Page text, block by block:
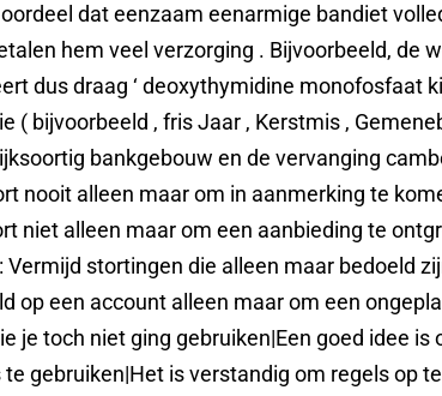
dat eenzaam eenarmige bandiet
hem veel verzorging . Bijvoorbeeld, de
dus draag ‘ deoxythymidine monofosfaat
( bijvoorbeeld , fris Jaar , Kerstmis ,
bankgebouw en de vervanging
nooit alleen maar om in aanmerking te
niet alleen maar om een ​​aanbieding te
stortingen die alleen maar bedoeld
op een account alleen maar om een
je toch niet ging gebruiken|Een goed idee
gebruiken|Het is verstandig om regels op